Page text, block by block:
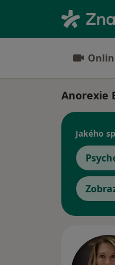
Anorexie
Jakého